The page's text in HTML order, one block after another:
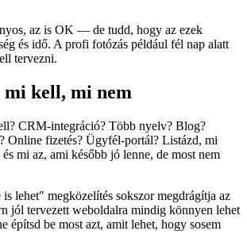
az is OK — de tudd, hogy az ezek
és idő. A profi fotózás például fél nap alatt
tervezni.
kell, mi nem
CRM-integráció? Több nyelv? Blog?
Online fizetés? Ügyfél-portál? Listázd, mi
és mi az, ami később jó lenne, de most nem
lehet" megközelítés sokszor megdrágítja az
jól tervezett weboldalra mindig könnyen lehet
építsd be most azt, amit lehet, hogy sosem